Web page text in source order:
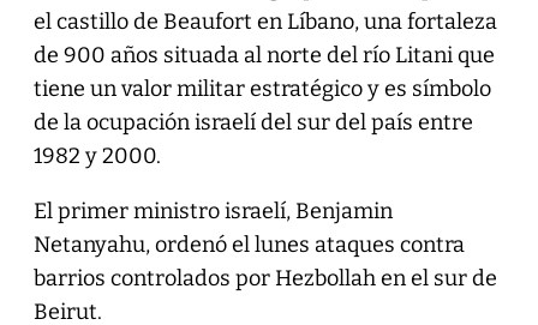
el castillo de Beaufort en Líbano, una fortaleza
de 900 años situada al norte del río Litani que
tiene un valor militar estratégico y es símbolo
de la ocupación israelí del sur del país entre
1982 y 2000.
El primer ministro israelí, Benjamin
Netanyahu, ordenó el lunes ataques contra
barrios controlados por Hezbollah en el sur de
Beirut.